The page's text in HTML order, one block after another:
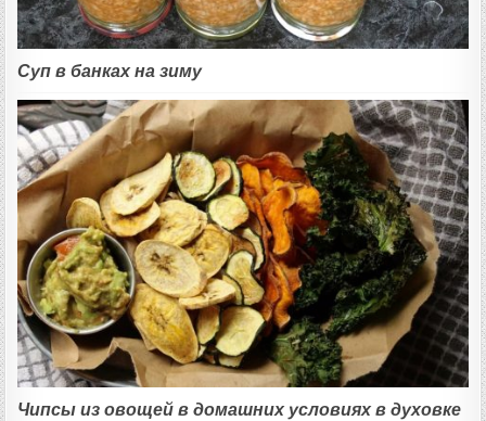
Суп в банках на зиму
Чипсы из овощей в домашних условиях в духовке